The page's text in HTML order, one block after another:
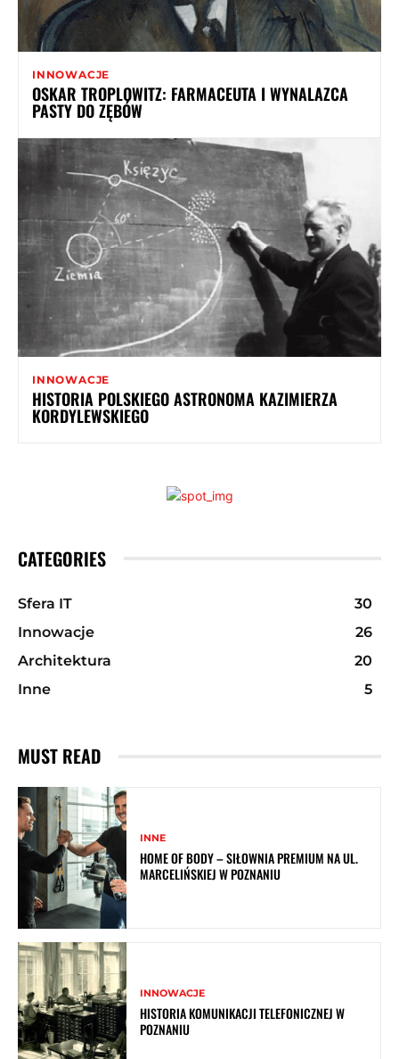
INNOWACJE
OSKAR TROPLOWITZ: FARMACEUTA I WYNALAZCA
PASTY DO ZĘBÓW
INNOWACJE
HISTORIA POLSKIEGO ASTRONOMA KAZIMIERZA
KORDYLEWSKIEGO
CATEGORIES
Sfera IT
30
Innowacje
26
Architektura
20
Inne
5
MUST READ
INNE
HOME OF BODY – SIŁOWNIA PREMIUM NA UL.
MARCELIŃSKIEJ W POZNANIU
INNOWACJE
HISTORIA KOMUNIKACJI TELEFONICZNEJ W
POZNANIU